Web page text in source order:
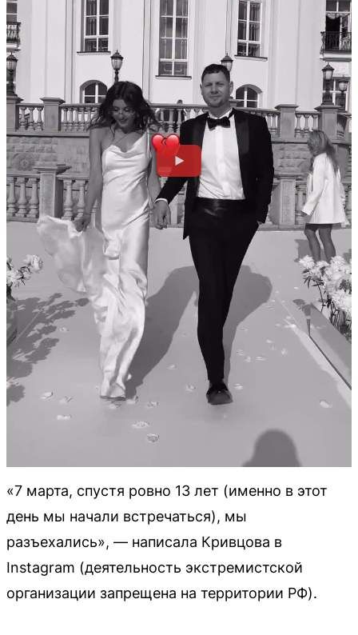
«7 марта, спустя ровно 13 лет (именно в этот
день мы начали встречаться), мы
разъехались», — написала Кривцова в
Instagram (деятельность экстремистской
организации запрещена на территории РФ).